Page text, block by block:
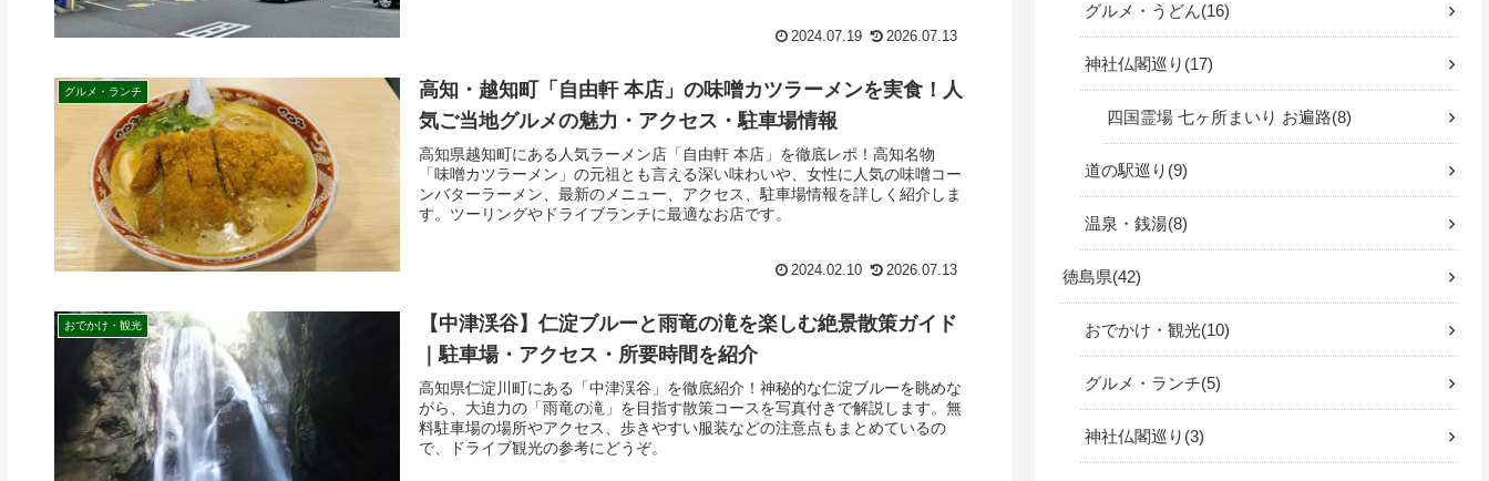
2024.07.19 2026.07.13
グルメ・ランチ
高知・越知町「自由軒 本店」の味噌カツラーメンを実食！人
気ご当地グルメの魅力・アクセス・駐車場情報
高知県越知町にある人気ラーメン店「自由軒 本店」を徹底レポ！高知名物
「味噌カツラーメン」の元祖とも言える深い味わいや、女性に人気の味噌コー
ンバターラーメン、最新のメニュー、アクセス、駐車場情報を詳しく紹介しま
す。ツーリングやドライブランチに最適なお店です。
2024.02.10 2026.07.13
おでかけ・観光
【中津渓谷】仁淀ブルーと雨竜の滝を楽しむ絶景散策ガイド
｜駐車場・アクセス・所要時間を紹介
高知県仁淀川町にある「中津渓谷」を徹底紹介！神秘的な仁淀ブルーを眺めな
がら、大迫力の「雨竜の滝」を目指す散策コースを写真付きで解説します。無
料駐車場の場所やアクセス、歩きやすい服装などの注意点もまとめているの
で、ドライブ観光の参考にどうぞ。
グルメ・うどん 16
神社仏閣巡り 17
四国霊場 七ヶ所まいり お遍路 8
道の駅巡り 9
温泉・銭湯 8
徳島県 42
おでかけ・観光 10
グルメ・ランチ 5
神社仏閣巡り 3